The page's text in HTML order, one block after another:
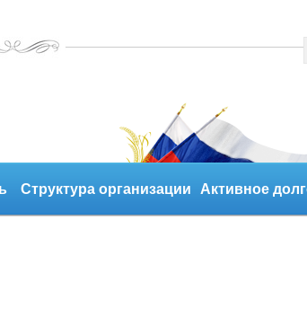
Структура организации Активное